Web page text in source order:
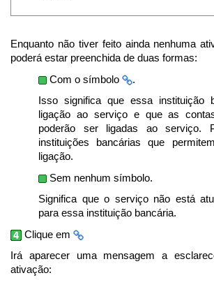
Enquanto não tiver feito ainda nenhuma
poderá estar preenchida de duas formas:
Com o símbolo
.
Isso significa que essa instituição
ligação ao serviço e que as
poderão ser ligadas ao serviço.
instituições bancárias que
ligação.
Sem nenhum símbolo.
Significa que o serviço não está
para essa instituição bancária.
Clique em
Irá aparecer uma mensagem a
ativação: